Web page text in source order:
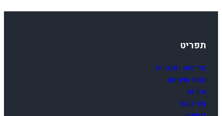
תפריט
מדיניות ופרטיות
תנאי שימוש
אודות
צור קשר